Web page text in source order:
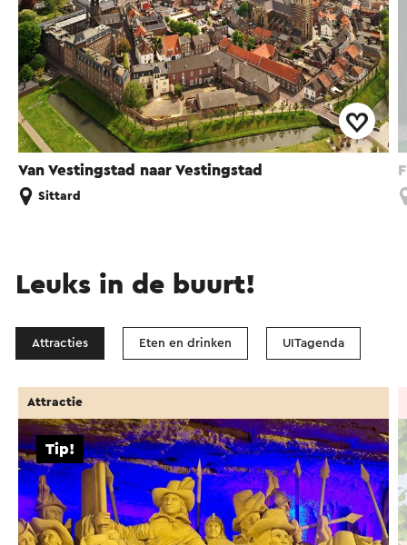
Van Vestingstad naar Vestingstad
Sittard
Leuks in de buurt!
Attracties Eten en drinken UITagenda
Tip!
Attractie